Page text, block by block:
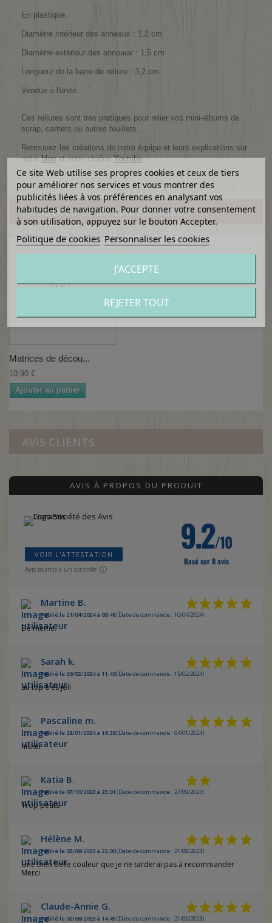
En plastique.
Diamètre intérieur des anneaux : 1,2 cm
Diamètre extérieur des anneaux : 1,5 cm
Longueur de la barre de reliure : 3,2 cm
Vendue à l'unité.
Ces reliures sont très pratiques pour relier vos mini-albums de
scrap, carnets ou autres feuillets...
Retrouvez les créations de notre équipe et leurs explications sur
notrebloget notre chaîneYoutube.
PRODUITS COMPLÉMENTAIRES
Matrices de décou...
10,90 €
Ajouter au panier
AVIS CLIENTS
AVIS À PROPOS DU PRODUIT
VOIR L'ATTESTATION
Avis soumis à un contrôle
9.2/10
Basé sur 8 avis
Martine B.
Publié le 21/04/2024 à 09:48(Date de commande : 10/04/2024)
De même.
Sarah k.
Publié le 26/02/2024 à 11:40(Date de commande : 15/02/2024)
au top très joli
Pascaline m.
Publié le 28/01/2024 à 16:26(Date de commande : 04/01/2024)
nickel
Katia B.
Publié le 07/10/2023 à 23:01 (Date de commande : 27/09/2023)
Trop petits
Hélène M.
Publié le 03/09/2023 à 22:00(Date de commande : 21/08/2023)
Une bien belle couleur que je ne tarderai pas à recommander
Merci
Claude-Annie G.
Publié le 02/06/2023 à 14:45(Date de commande : 21/05/2023)
Ce site Web utilise ses propres cookies et ceux de tiers
pour améliorer nos services et vous montrer des
publicités liées à vos préférences en analysant vos
habitudes de navigation. Pour donner votre consentement
à son utilisation, appuyez sur le bouton Accepter.
Politique de cookies Personnaliser les cookies
REJETER TOUT
J'ACCEPTE